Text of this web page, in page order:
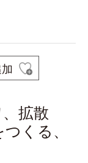
拡散
くる、